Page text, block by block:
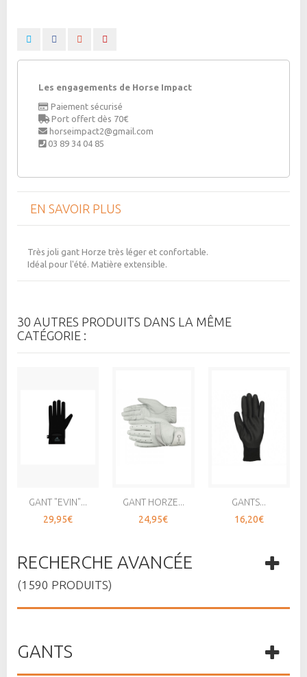
Les engagements de Horse Impact
Paiement sécurisé
Port offert dès 70€
horseimpact2@gmail.com
03 89 34 04 85
EN SAVOIR PLUS
Très joli gant Horze très léger et confortable.
Idéal pour l'été. Matière extensible.
30 AUTRES PRODUITS DANS LA MÊME
CATÉGORIE :
GANT "EVIN"...
29,95€
GANT HORZE...
24,95€
GANTS...
16,20€
RECHERCHE AVANCÉE
(1590 PRODUITS)
GANTS